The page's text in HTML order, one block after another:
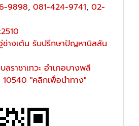
9898, 081-424-9741, 02-
ช่างเต้น รับปรึกษาปัญหานิสสัน
ลราชาเทวะ อำเภอบางพลี
10540 "คลิกเพื่อนำทาง"